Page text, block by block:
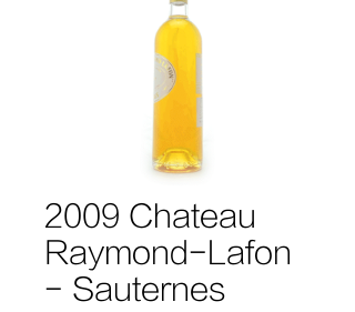
2009 Chateau
Raymond-Lafon
- Sauternes